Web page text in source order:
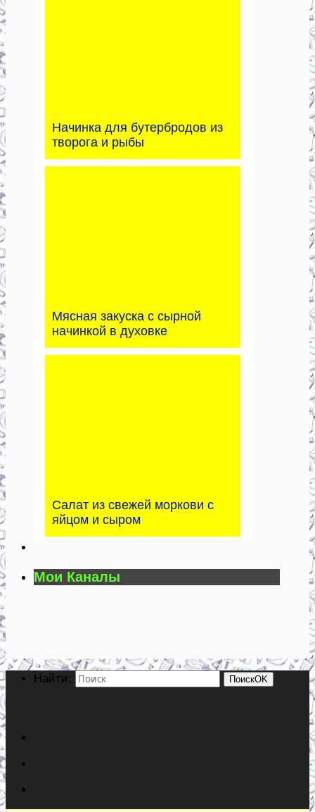
Начинка для бутербродов из
творога и рыбы
Мясная закуска с сырной
начинкой в духовке
Салат из свежей моркови с
яйцом и сыром
Мои Каналы
Найти: ПоискOK